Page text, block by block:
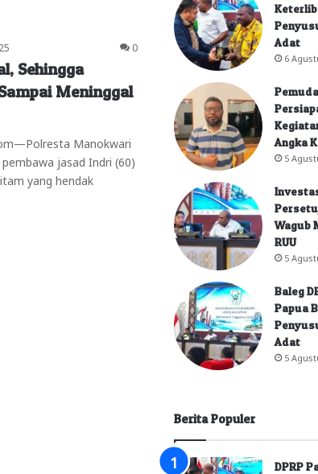
0
Sehingga
Meninggal
Manokwari
jasad Indri (60)
yang hendak
Adat
6
Angka
5
Wagub
RUU
5
Baleg
Papua
Adat
5
Berita Populer
DPRP